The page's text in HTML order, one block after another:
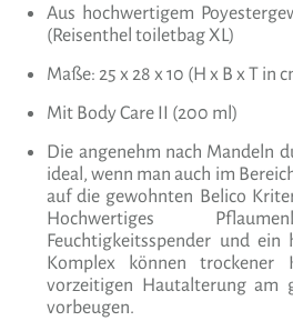
Aus hochwertigem
(Reisenthel toiletbag XL)
Maße: 25 x 28 x 10 (H x B x T in
Mit Body Care II (200 ml)
Die angenehm nach Mandeln
ideal, wenn man auch im
auf die gewohnten Belico
Hochwertiges
Feuchtigkeitsspender und
Komplex können trockener
vorzeitigen Hautalterung am
vorbeugen.